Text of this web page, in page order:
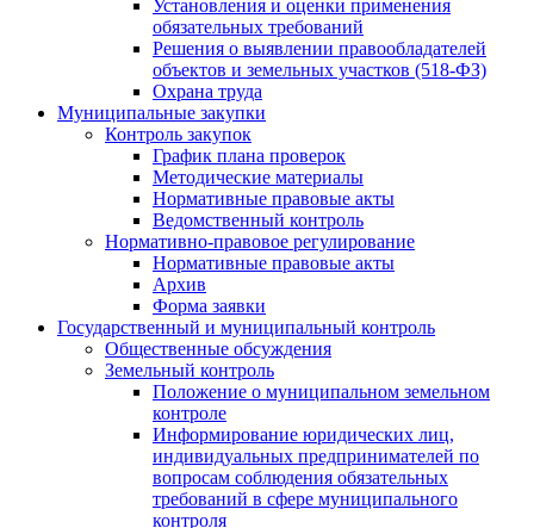
Установления и оценки применения
обязательных требований
Решения о выявлении правообладателей
объектов и земельных участков (518-ФЗ)
Охрана труда
Муниципальные закупки
Контроль закупок
График плана проверок
Методические материалы
Нормативные правовые акты
Ведомственный контроль
Нормативно-правовое регулирование
Нормативные правовые акты
Архив
Форма заявки
Государственный и муниципальный контроль
Общественные обсуждения
Земельный контроль
Положение о муниципальном земельном
контроле
Информирование юридических лиц,
индивидуальных предпринимателей по
вопросам соблюдения обязательных
требований в сфере муниципального
контроля